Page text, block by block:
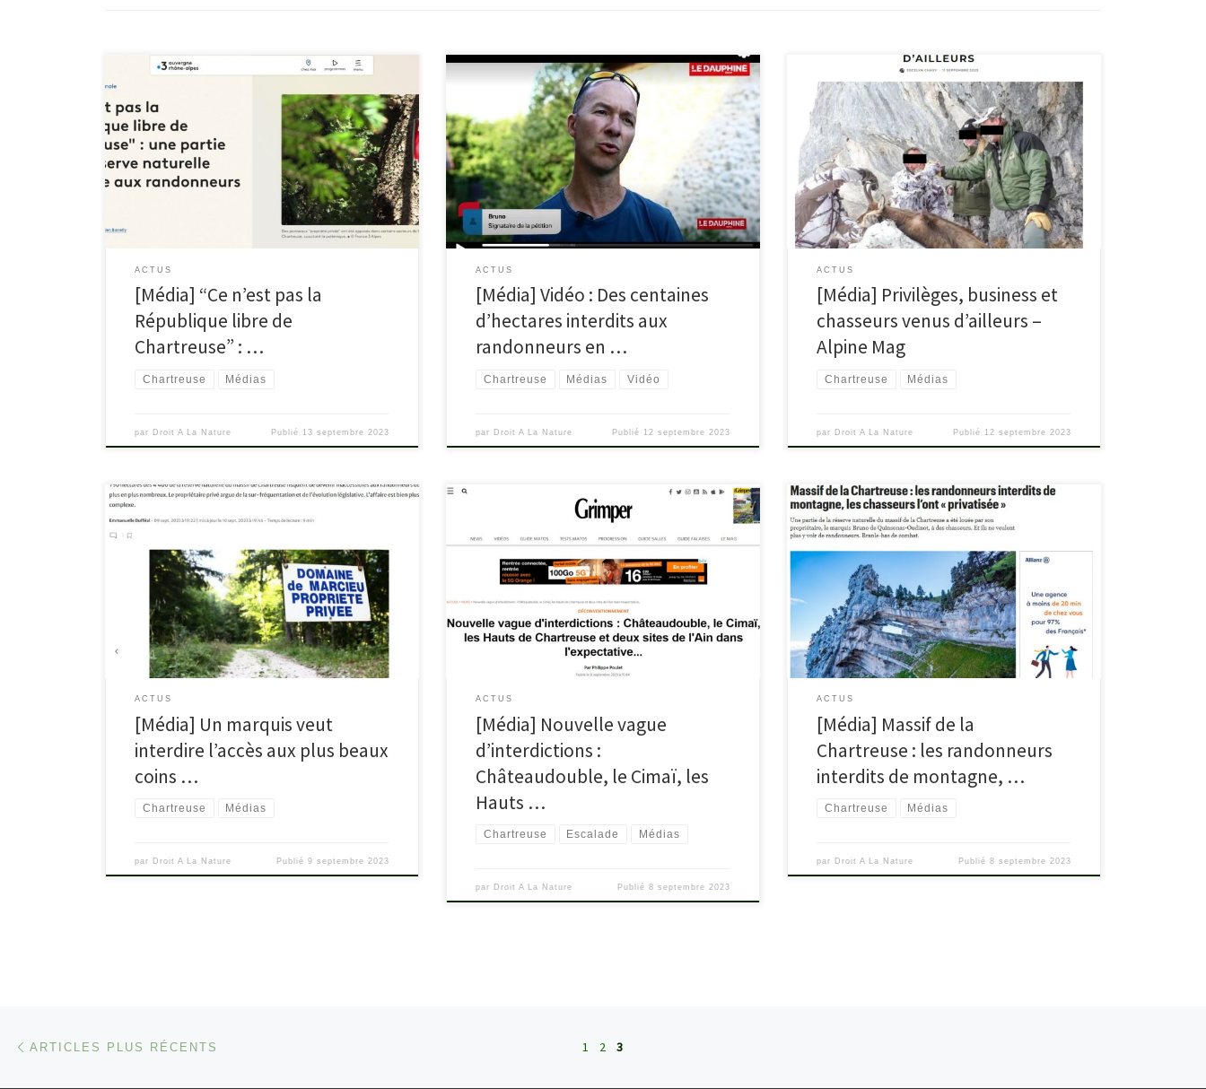
Lire l’article : france3-regions.francetvinfo.fr/auvergne-
rhone-alpes/isere/ce-n-est-pas-la-republique-libre-
de-chartreuse-une-partie-de-la-reserve-naturelle-
interdite-aux-randonneurs-2837852.html
ACTUS
[Média] “Ce n’est pas la
République libre de
Chartreuse” : …
Chartreuse Médias
par Droit A La Nature Publié 13 septembre 2023
Des centaines d’hectares interdits aux randonneurs en
Chartreuse ? Décryptage d’une polémique qui enfle –
Le Dauphiné Libéré – 10 Septembre 2023 Cette vidéo
qui revient sur certains points de la polémique donne
la parole à un des pétitionnaires et met également
particulièrement en avant l’avis du Président du Parc
[…]
ACTUS
[Média] Vidéo : Des centaines
d’hectares interdits aux
randonneurs en …
Chartreuse Médias Vidéo
par Droit A La Nature Publié 12 septembre 2023
Un nouvel article paru sur Alpine Mag, cette fois
accessible à tout-e-s, qui revient sur les
problématiques d’accès à la Réserve des Hauts de
Chartreuse et les liens avec les activités de chasse en
Chartreuse. Lire l’article : alpinemag.fr/chartreuse-
privileges-chasse-business/
ACTUS
[Média] Privilèges, business et
chasseurs venus d’ailleurs –
Alpine Mag
Chartreuse Médias
par Droit A La Nature Publié 12 septembre 2023
Un article du journal Le Dauphiné Libéré revient sur
l’interdiction d’accès à la Réserve naturelle des Hauts
de Chartreuse et ses joyaux, et sur notre pétition. Lire
l’article : ledauphine.com/culture-
loisirs/2023/09/09/isere-des-merveilles-de-chartreuse-
tour-isabelle-bientot-interdites-d-acces
ACTUS
[Média] Un marquis veut
interdire l’accès aux plus beaux
coins …
Chartreuse Médias
par Droit A La Nature Publié 9 septembre 2023
ACTUS
[Média] Nouvelle vague
d’interdictions :
Châteaudouble, le Cimaï, les
Hauts …
Chartreuse Escalade Médias
par Droit A La Nature Publié 8 septembre 2023
Un article du journal Le Parisien écrit par Thomas
naturelle des Haut de Chartreuse et de notre
mobilisation. Lire l’article : leparisien.fr/isere-38/massif-
de-la-chartreuse-les-randonneurs-interdits-de-
montagne-les-chasseurs-lont-privatise-08-09-2023-
HF6LISBZ2NDP7IN3QAHFQNWETI.php
ACTUS
[Média] Massif de la
Chartreuse : les randonneurs
interdits de montagne, …
Chartreuse Médias
par Droit A La Nature Publié 8 septembre 2023
Navigation dans les articles
ARTICLES PLUS RÉCENTS 1 2 3